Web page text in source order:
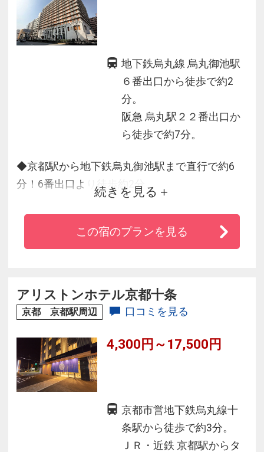
地下鉄烏丸線 烏丸御池駅
６番出口から徒歩で約2
分。
阪急 烏丸駅２２番出口か
ら徒歩で約7分。
◆京都駅から地下鉄烏丸御池駅まで直行で約6
分！6番出口より徒歩約2分
◆季節によって異なる全60種類の朝食ビュッフ
ェをお楽しみいただけます
◆客室最上階の12階にレディースフロアをご用
ンズ製のベッドで深い眠りを。
◆ホテル最上階の天然温泉スパが有料でご利用
続きを見る
この宿のプランを見る
アリストンホテル京都十条
京都 京都駅周辺 口コミを見る
4,300円～17,500円
京都市営地下鉄烏丸線十
条駅から徒歩で約3分。
ＪＲ・近鉄 京都駅からタ